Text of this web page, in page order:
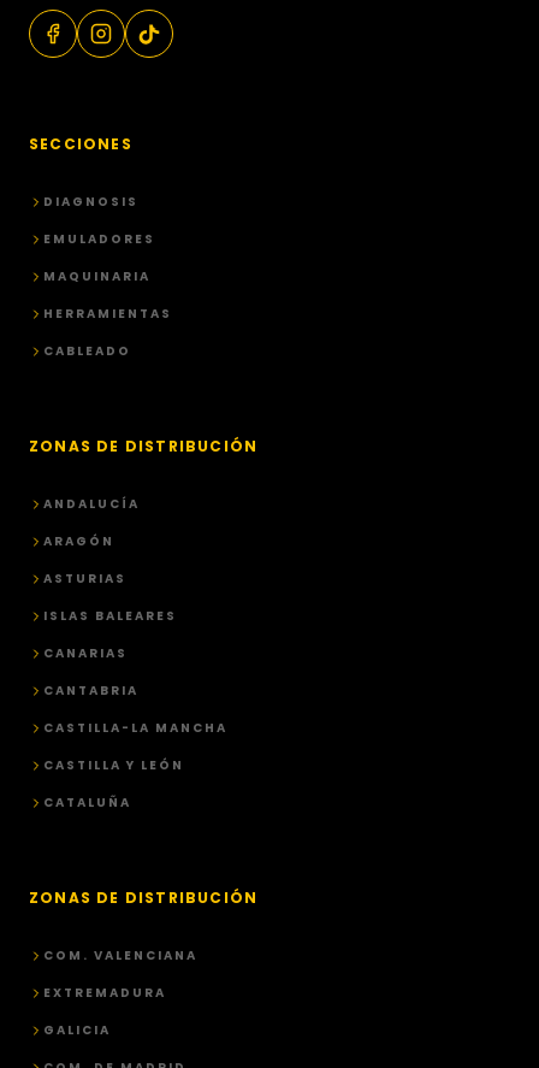
SECCIONES
DIAGNOSIS
EMULADORES
MAQUINARIA
HERRAMIENTAS
CABLEADO
ZONAS DE DISTRIBUCIÓN
ANDALUCÍA
ARAGÓN
ASTURIAS
ISLAS BALEARES
CANARIAS
CANTABRIA
CASTILLA-LA MANCHA
CASTILLA Y LEÓN
CATALUÑA
ZONAS DE DISTRIBUCIÓN
COM. VALENCIANA
EXTREMADURA
GALICIA